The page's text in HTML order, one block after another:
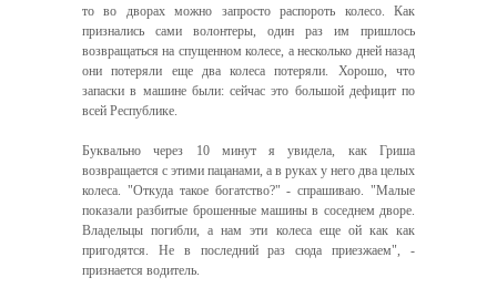
то во дворах можно запросто распороть колесо. Как
признались сами волонтеры, один раз им пришлось
возвращаться на спущенном колесе, а несколько дней назад
они потеряли еще два колеса потеряли. Хорошо, что
запаски в машине были: сейчас это большой дефицит по
всей Республике.
Буквально через 10 минут я увидела, как Гриша
возвращается с этими пацанами, а в руках у него два целых
колеса. "Откуда такое богатство?" - спрашиваю. "Малые
показали разбитые брошенные машины в соседнем дворе.
Владельцы погибли, а нам эти колеса еще ой как как
пригодятся. Не в последний раз сюда приезжаем", -
признается водитель.